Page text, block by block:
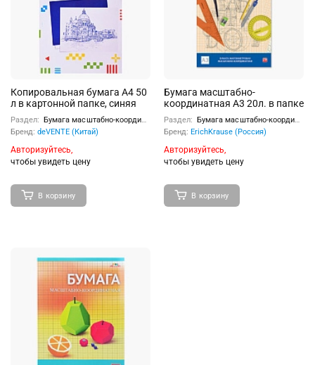
Копировальная бумага A4 50
л в картонной папке, синяя
Раздел: Бумага масштабно-координатная, копировальная бумага
Бренд: deVENTE (Китай)
Авторизуйтесь,
чтобы увидеть цену
В корзину
Бумага масштабно-
координатная А3 20л. в папке
Раздел: Бумага масштабно-координатная, копировальная бумага
Бренд: ErichKrause (Россия)
Авторизуйтесь,
чтобы увидеть цену
В корзину